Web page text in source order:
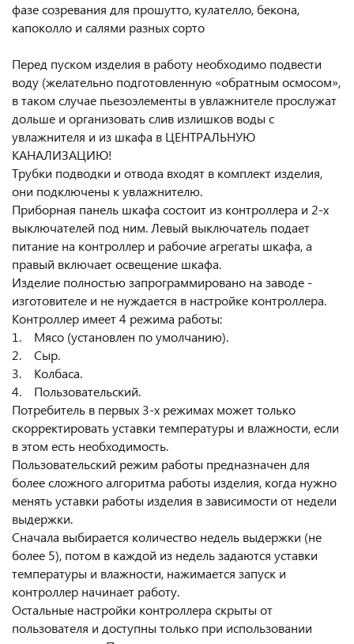
фазе созревания для прошутто, кулателло, бекона,
капоколло и салями разных сорто
Перед пуском изделия в работу необходимо подвести
воду (желательно подготовленную «обратным осмосом»,
в таком случае пьезоэлементы в увлажнителе прослужат
дольше и организовать слив излишков воды с
увлажнителя и из шкафа в ЦЕНТРАЛЬНУЮ
КАНАЛИЗАЦИЮ!
Трубки подводки и отвода входят в комплект изделия,
они подключены к увлажнителю.
Приборная панель шкафа состоит из контроллера и 2-х
выключателей под ним. Левый выключатель подает
питание на контроллер и рабочие агрегаты шкафа, а
правый включает освещение шкафа.
Изделие полностью запрограммировано на заводе -
изготовителе и не нуждается в настройке контроллера.
Контроллер имеет 4 режима работы:
1. Мясо (установлен по умолчанию).
2. Сыр.
3. Колбаса.
4. Пользовательский.
Потребитель в первых 3-х режимах может только
скорректировать уставки температуры и влажности, если
в этом есть необходимость.
Пользовательский режим работы предназначен для
более сложного алгоритма работы изделия, когда нужно
менять уставки работы изделия в зависимости от недели
выдержки.
Сначала выбирается количество недель выдержки (не
более 5), потом в каждой из недель задаются уставки
температуры и влажности, нажимается запуск и
контроллер начинает работу.
Остальные настройки контроллера скрыты от
пользователя и доступны только при использовании